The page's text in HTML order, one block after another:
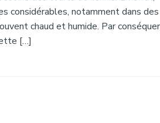
considérables, notamment dans des
chaud et humide. Par
[…]